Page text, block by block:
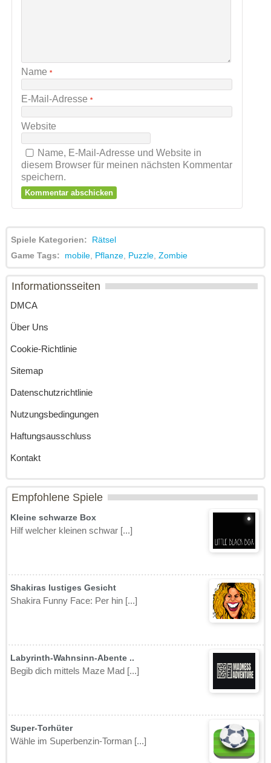
Name *
E-Mail-Adresse *
Website
Name, E-Mail-Adresse und Website in
diesem Browser für meinen nächsten Kommentar
speichern.
Spiele Kategorien: Rätsel
Game Tags: mobile, Pflanze, Puzzle, Zombie
Informationsseiten
DMCA
Über Uns
Cookie-Richtlinie
Sitemap
Datenschutzrichtlinie
Nutzungsbedingungen
Haftungsausschluss
Kontakt
Empfohlene Spiele
Kleine schwarze Box
Hilf welcher kleinen schwar [...]
Shakiras lustiges Gesicht
Shakira Funny Face: Per hin [...]
Labyrinth-Wahnsinn-Abente ..
Begib dich mittels Maze Mad [...]
Super-Torhüter
Wähle im Superbenzin-Torman [...]